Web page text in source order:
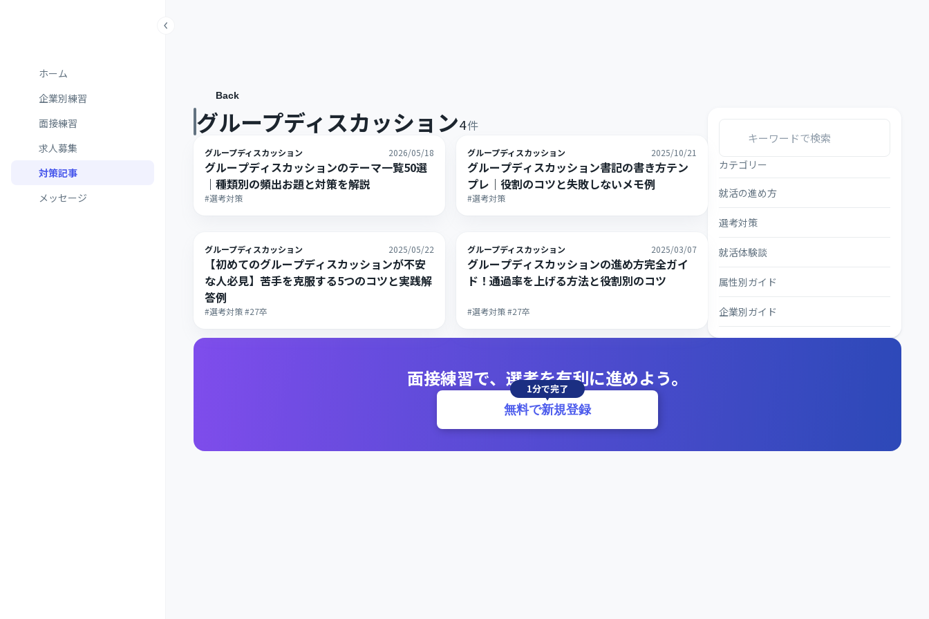
ホーム
企業別練習
面接練習
求人募集
対策記事
メッセージ
Back
グループディスカッション4件
グループディスカッション 2026/05/18
グループディスカッションのテーマ一覧50選
｜種類別の頻出お題と対策を解説
#選考対策
グループディスカッション 2025/10/21
グループディスカッション書記の書き方テン
プレ｜役割のコツと失敗しないメモ例
#選考対策
グループディスカッション 2025/05/22
【初めてのグループディスカッションが不安
な人必見】苦手を克服する5つのコツと実践解
答例
#選考対策 #27卒
グループディスカッション 2025/03/07
グループディスカッションの進め方完全ガイ
ド！通過率を上げる方法と役割別のコツ
#選考対策 #27卒
カテゴリー
就活の進め方
選考対策
就活体験談
属性別ガイド
企業別ガイド
面接練習で、選考を有利に進めよう。
1分で完了
無料で新規登録